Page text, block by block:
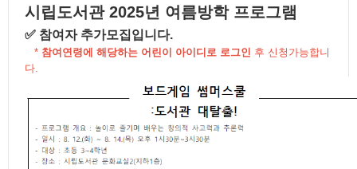
세상을 바꿀 천 권의 책
도서관 견학
스마트도서관
사서에게물어보세요
강좌제안서
시립도서관 2025년 여름방학 프로그램
✅ 참여자 추가모집입니다.
* 참여연령에 해당하는 어린이 아이디로 로그인 후 신청가능합니
다.